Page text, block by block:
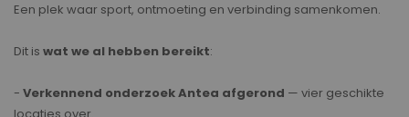
Een plek waar sport, ontmoeting en verbinding samenkomen.
Dit is wat we al hebben bereikt:
- Verkennend onderzoek Antea afgerond — vier geschikte